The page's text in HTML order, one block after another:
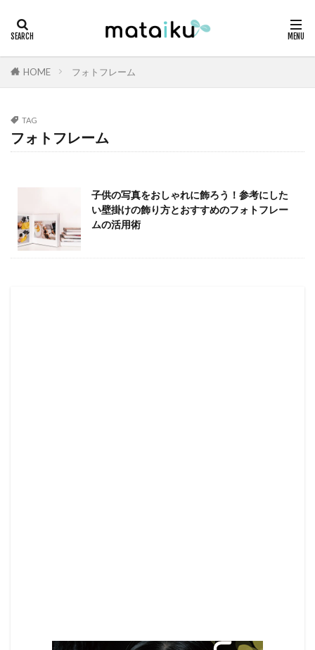
HOME フォトフレーム
TAG
フォトフレーム
子供の写真をおしゃれに飾ろう！参考にした
い壁掛けの飾り方とおすすめのフォトフレー
ムの活用術